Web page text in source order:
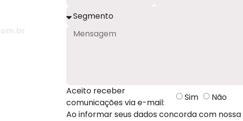
Aceito receber
comunicações via e-mail:
Sim
Não
Ao informar seus dados concorda com nossa